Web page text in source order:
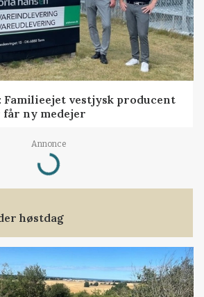
vestjysk producent
ny medejer
Annonce
Loading...
høstdag